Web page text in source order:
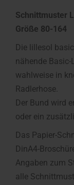
Schnittmuster
Größe 80-164
Die lillesol
nähende
wahlweise in
Radlerhose.
Der Bund wird
oder ein
Das Papier-
DinA4-
Angaben zum
alle